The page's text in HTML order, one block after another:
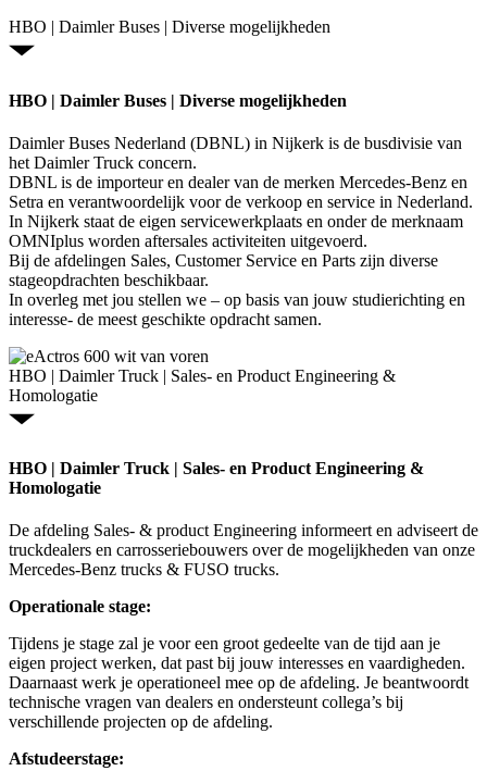
HBO | Daimler Buses | Diverse mogelijkheden
HBO | Daimler Buses | Diverse mogelijkheden
Daimler Buses Nederland (DBNL) in Nijkerk is de busdivisie van
het Daimler Truck concern.
DBNL is de importeur en dealer van de merken Mercedes-Benz en
Setra en verantwoordelijk voor de verkoop en service in Nederland.
In Nijkerk staat de eigen servicewerkplaats en onder de merknaam
OMNIplus worden aftersales activiteiten uitgevoerd.
Bij de afdelingen Sales, Customer Service en Parts zijn diverse
stageopdrachten beschikbaar.
In overleg met jou stellen we – op basis van jouw studierichting en
interesse- de meest geschikte opdracht samen.
HBO | Daimler Truck | Sales- en Product Engineering &
Homologatie
HBO | Daimler Truck | Sales- en Product Engineering &
Homologatie
De afdeling Sales- & product Engineering informeert en adviseert de
truckdealers en carrosseriebouwers over de mogelijkheden van onze
Mercedes-Benz trucks & FUSO trucks.
Operationale stage:
Tijdens je stage zal je voor een groot gedeelte van de tijd aan je
eigen project werken, dat past bij jouw interesses en vaardigheden.
Daarnaast werk je operationeel mee op de afdeling. Je beantwoordt
technische vragen van dealers en ondersteunt collega’s bij
verschillende projecten op de afdeling.
Afstudeerstage: